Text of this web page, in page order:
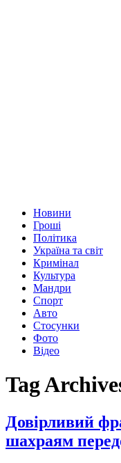
Новини
Гроші
Політика
Україна та світ
Кримінал
Культура
Мандри
Спорт
Авто
Стосунки
Фото
Відео
Tag
Довірливий
шахраям